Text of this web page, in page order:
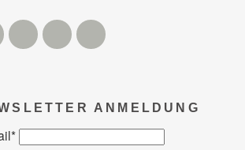
TwitterFacebookInstagramYouTube
ANMELDUNG
*